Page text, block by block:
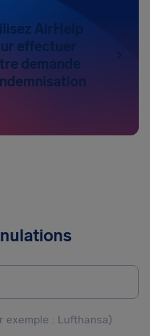
AirHelp
effectuer
demande